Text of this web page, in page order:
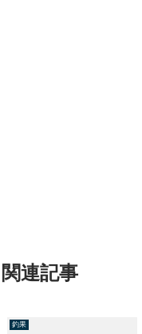
関連記事
釣果